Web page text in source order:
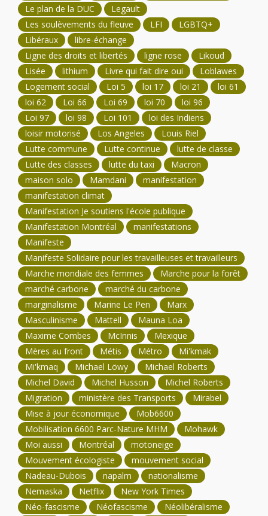
Le plan de la DUC
Legault
Les soulèvements du fleuve
LFI
LGBTQ+
Libéraux
libre-échange
Ligne des droits et libertés
ligne rose
Likoud
Lisée
lithium Livre qui fait dire oui
Loblawes
Logement social
Loi 5 loi 17 loi 21
loi 61
loi 62
Loi 66 Loi 69 loi 70
loi 96
Loi 97
loi 98 Loi 101
loi des Indiens
loisir motorisé
Los Angeles
Louis Riel
Lutte commune
Lutte continue
lutte de classe
Lutte des classes
lutte du taxi
Macron
maison solo
Mamdani
manifestation
manifestation climat
Manifestation Je soutiens l'école publique
Manifestation Montréal
manifestations
Manifeste
Manifeste Solidaire pour les travailleuses et travailleurs
Marche mondiale des femmes
Marche pour la forêt
marché carbone
marché du carbone
marginalisme
Marine Le Pen
Marx
Masculinisme
Mattell
Mauna Loa
Maxime Combes
McInnis
Mexique
Mères au front
Métis Métro
Mi'kmak
Mi'kmaq
Michael Löwy
Michael Roberts
Michel David
Michel Husson
Michel Roberts
Migration
ministère des Transports
Mirabel
Mise à jour économique
Mob6600
Mobilisation 6600 Parc-Nature MHM
Mohawk
Moi aussi
Montréal
motoneige
Mouvement écologiste
mouvement social
Nadeau-Dubois
napalm
nationalisme
Nemaska
Netflix
New York Times
Néo-fascisme
Néofascisme
Néolibéralisme